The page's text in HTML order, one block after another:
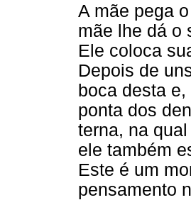
A mãe pega
mãe lhe dá o
Ele coloca
Depois de
boca desta
ponta dos
terna, na
ele também
Este é um
pensamento